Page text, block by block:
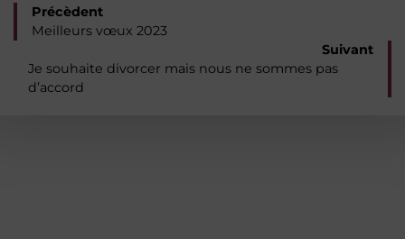
Navigation
de
Précèdent
Meilleurs vœux 2023
Suivant
Je souhaite divorcer mais nous ne sommes pas
d’accord